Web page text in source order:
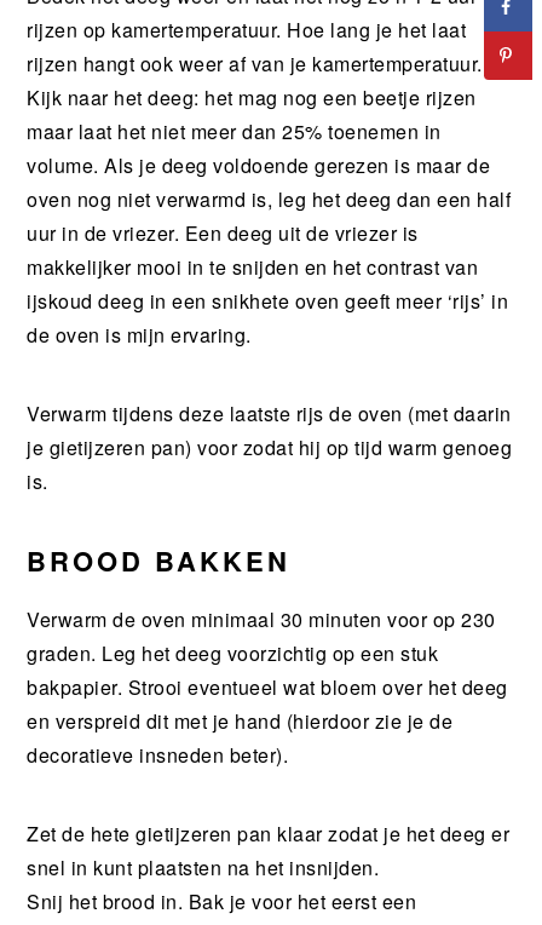
rijzen op kamertemperatuur. Hoe lang je het laat
rijzen hangt ook weer af van je kamertemperatuur.
Kijk naar het deeg: het mag nog een beetje rijzen
maar laat het niet meer dan 25% toenemen in
volume. Als je deeg voldoende gerezen is maar de
oven nog niet verwarmd is, leg het deeg dan een half
uur in de vriezer. Een deeg uit de vriezer is
makkelijker mooi in te snijden en het contrast van
ijskoud deeg in een snikhete oven geeft meer ‘rijs’ in
de oven is mijn ervaring.
Verwarm tijdens deze laatste rijs de oven (met daarin
je gietijzeren pan) voor zodat hij op tijd warm genoeg
is.
BROOD BAKKEN
Verwarm de oven minimaal 30 minuten voor op 230
graden. Leg het deeg voorzichtig op een stuk
bakpapier. Strooi eventueel wat bloem over het deeg
en verspreid dit met je hand (hierdoor zie je de
decoratieve insneden beter).
Zet de hete gietijzeren pan klaar zodat je het deeg er
snel in kunt plaatsten na het insnijden.
Snij het brood in. Bak je voor het eerst een